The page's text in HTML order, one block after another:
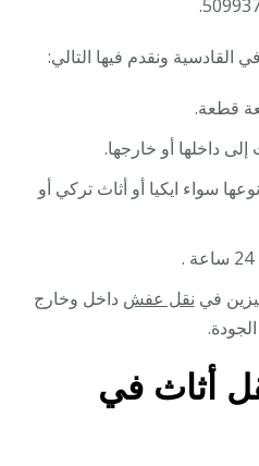
ونقدم فيها التالي:
قطعة.
داخلها أو خارجها.
سواء ايكيا أو أثاث تركي أو
.
في نقل عفش داخل وخارج
أثاث في